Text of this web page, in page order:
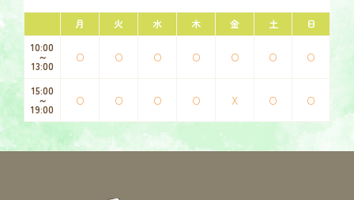
月 火 水 木 金 土
日
10:00
～
13:00
O O O O O O O
15:00
～
19:00
O O O O X O O